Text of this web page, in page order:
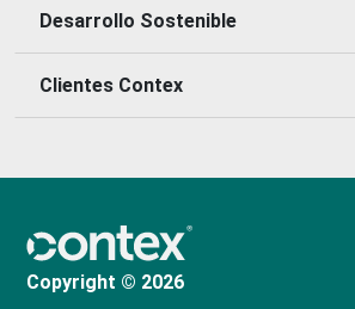
Desarrollo Sostenible
Clientes Contex
Copyright © 2026